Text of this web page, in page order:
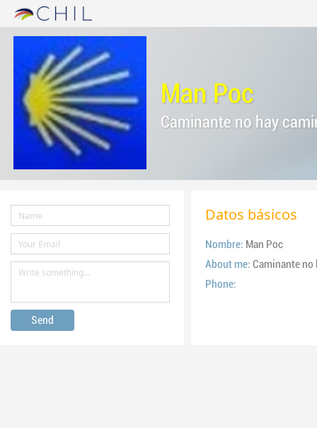
Man Poc
Caminante no hay
Datos básicos
Nombre: Man Poc
About me:Caminante no
Phone: